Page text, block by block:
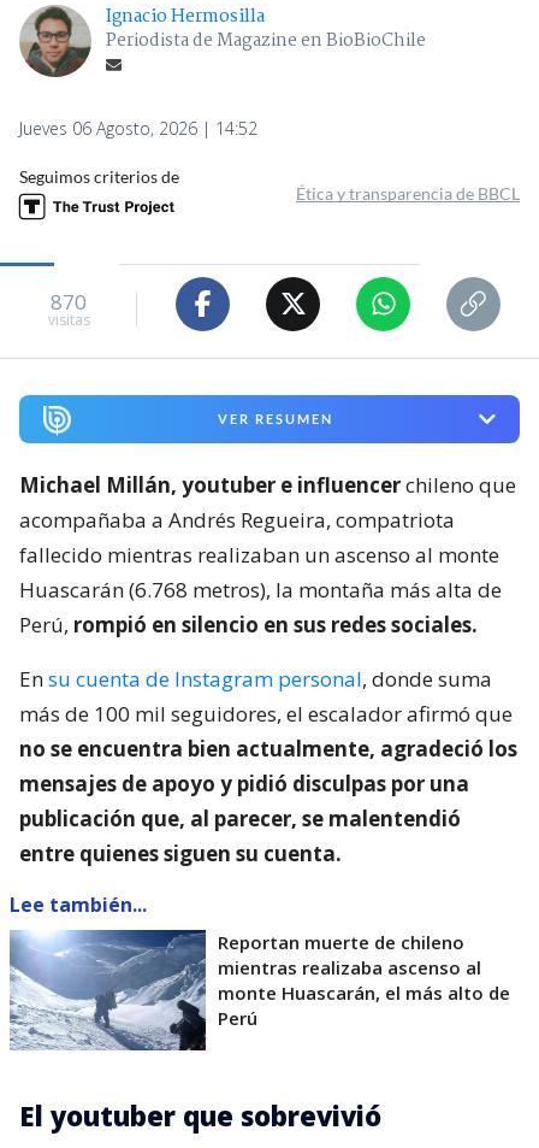
Ignacio Hermosilla
Periodista de Magazine en BioBioChile
Jueves 06 Agosto, 2026 | 14:52
Seguimos criterios de
Ética y transparencia de BBCL
870
visitas
VER RESUMEN
Michael Millán, youtuber e influencerchileno que
acompañaba a Andrés Regueira, compatriota
fallecido mientras realizaban un ascenso al monte
Huascarán (6.768 metros), la montaña más alta de
Perú, rompió en silencio en sus redes sociales.
Ensu cuenta de Instagram personal, donde suma
más de 100 mil seguidores, el escalador afirmó que
no se encuentra bien actualmente, agradeció los
mensajes de apoyo y pidió disculpas por una
publicación que, al parecer, se malentendió
entre quienes siguen su cuenta.
Lee también...
Reportan muerte de chileno
mientras realizaba ascenso al
monte Huascarán, el más alto de
Perú
El youtuber que sobrevivió